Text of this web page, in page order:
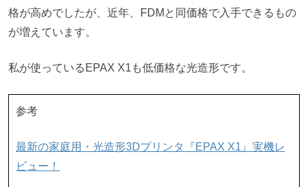
格が高めでしたが、近年、FDMと同価格で入手できるもの
が増えています。
私が使っているEPAX X1も低価格な光造形です。
参考
最新の家庭用・光造形3Dプリンタ『EPAX X1』実機レ
ビュー！